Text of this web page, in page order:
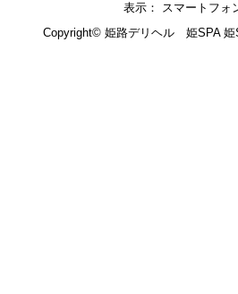
表示： スマートフォ
Copyright© 姫路デリヘル 姫SPA 姫